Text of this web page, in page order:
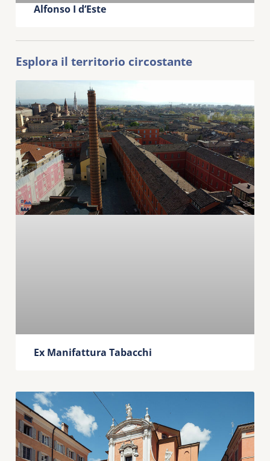
Alfonso I d’Este
Esplora il territorio circostante
Ex Manifattura Tabacchi